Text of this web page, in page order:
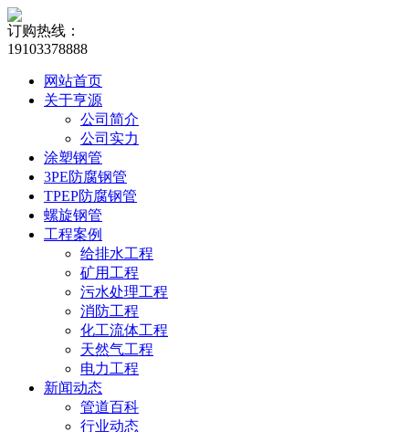
订购热线：
19103378888
网站首页
关于亨源
公司简介
公司实力
涂塑钢管
3PE防腐钢管
TPEP防腐钢管
螺旋钢管
工程案例
给排水工程
矿用工程
污水处理工程
消防工程
化工流体工程
天然气工程
电力工程
新闻动态
管道百科
行业动态